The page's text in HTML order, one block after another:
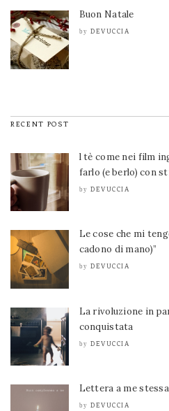
Buon Natale
by DEVUCCIA
RECENT POST
l tè come nei film
farlo (e berlo) con
by DEVUCCIA
Le cose che mi
cadono di mano)”
by DEVUCCIA
La rivoluzione in
conquistata
by DEVUCCIA
Lettera a me
by DEVUCCIA